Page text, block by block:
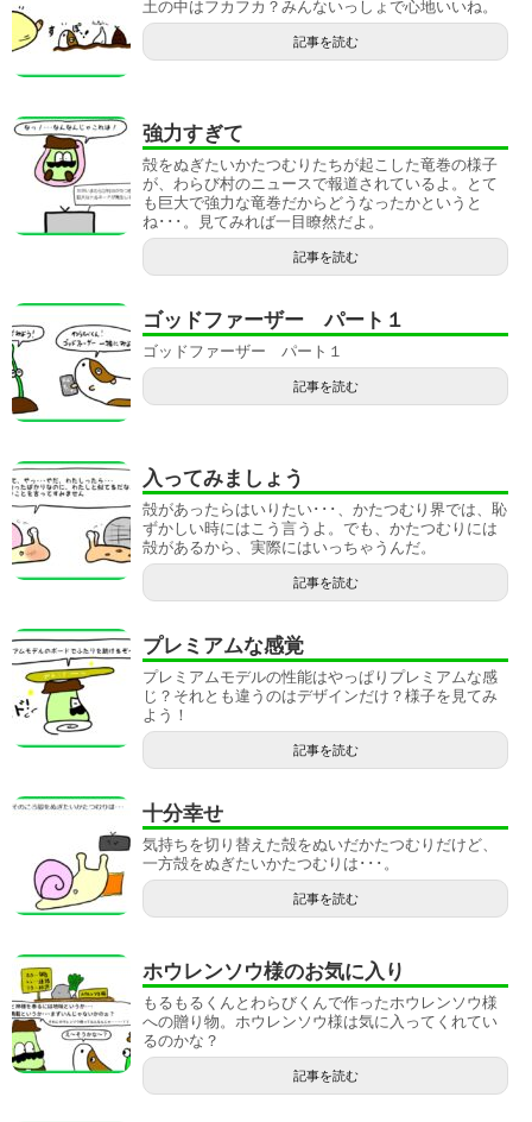
土の中はフカフカ？みんないっしょで心地いいね。
記事を読む
強力すぎて
殻をぬぎたいかたつむりたちが起こした竜巻の様子
が、わらび村のニュースで報道されているよ。とて
も巨大で強力な竜巻だからどうなったかというと
ね･･･。見てみれば一目瞭然だよ。
記事を読む
ゴッドファーザー パート１
ゴッドファーザー パート１
記事を読む
入ってみましょう
殻があったらはいりたい･･･、かたつむり界では、恥
ずかしい時にはこう言うよ。でも、かたつむりには
殻があるから、実際にはいっちゃうんだ。
記事を読む
プレミアムな感覚
プレミアムモデルの性能はやっぱりプレミアムな感
じ？それとも違うのはデザインだけ？様子を見てみ
よう！
記事を読む
十分幸せ
気持ちを切り替えた殻をぬいだかたつむりだけど、
一方殻をぬぎたいかたつむりは･･･。
記事を読む
ホウレンソウ様のお気に入り
もるもるくんとわらびくんで作ったホウレンソウ様
への贈り物。ホウレンソウ様は気に入ってくれてい
るのかな？
記事を読む